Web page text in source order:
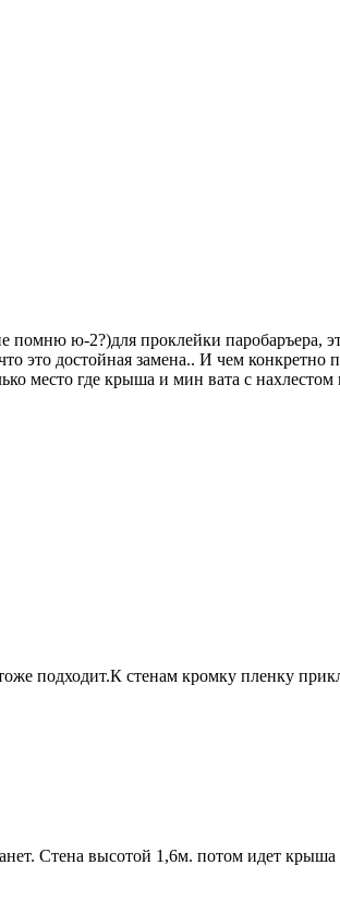
ю-2?)для проклейки паробаръера,
это достойная замена.. И чем конкретно
место где крыша и мин вата с
подходит.К стенам кромку пленку
Стена высотой 1,6м. потом идет крыша